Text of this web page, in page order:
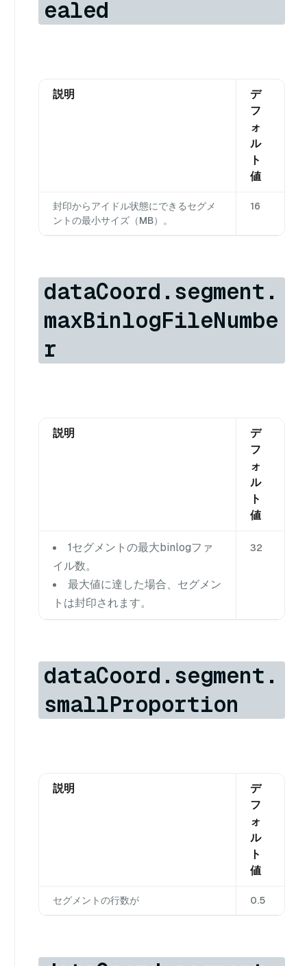
ealed
説明
デ
フ
ォ
ル
ト
値
封印からアイドル状態にできるセグメ
ントの最小サイズ（MB）。
16
dataCoord.segment.
maxBinlogFileNumbe
r
説明
デ
フ
ォ
ル
ト
値
1セグメントの最大binlogファ
イル数。
最大値に達した場合、セグメン
トは封印されます。
32
dataCoord.segment.
smallProportion
説明
デ
フ
ォ
ル
ト
値
セグメントの行数が 0.5